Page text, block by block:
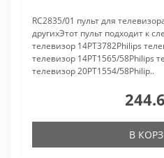
RC2835/01 пульт для
другихЭтот пульт подходит к
телевизор 14PT3782Philips
телевизор 14PT1565/58Philips
телевизор 20PT1554/58Philip..
В